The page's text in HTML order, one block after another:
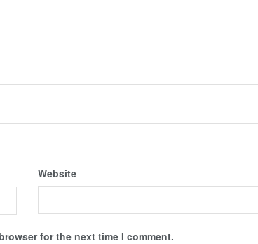
Website
for the next time I comment.